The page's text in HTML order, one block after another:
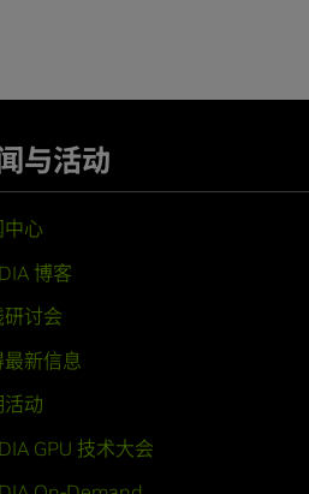
与活动
中心
博客
研讨会
最新信息
活动
GPU 技术大会